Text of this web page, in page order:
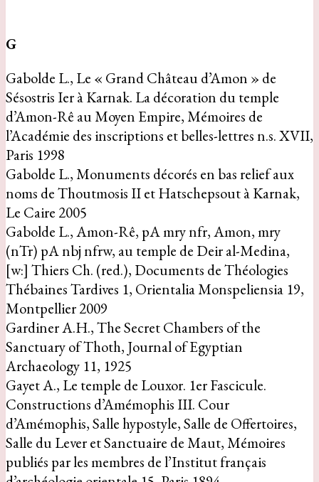
G
Gabolde L., Le « Grand Château d’Amon » de
Sésostris Ier à Karnak. La décoration du temple
d’Amon-Rê au Moyen Empire, Mémoires de
l’Académie des inscriptions et belles-lettres n.s. XVII,
Paris 1998
Gabolde L., Monuments décorés en bas relief aux
noms de Thoutmosis II et Hatschepsout à Karnak,
Le Caire 2005
Gabolde L., Amon-Rê, pA mry nfr, Amon, mry
(nTr) pA nbj nfrw, au temple de Deir al-Medina,
[w:] Thiers Ch. (red.), Documents de Théologies
Thébaines Tardives 1, Orientalia Monspeliensia 19,
Montpellier 2009
Gardiner A.H., The Secret Chambers of the
Sanctuary of Thoth, Journal of Egyptian
Archaeology 11, 1925
Gayet A., Le temple de Louxor. 1er Fascicule.
Constructions d’Amémophis III. Cour
d’Amémophis, Salle hypostyle, Salle de Offertoires,
Salle du Lever et Sanctuaire de Maut, Mémoires
publiés par les membres de l’Institut français